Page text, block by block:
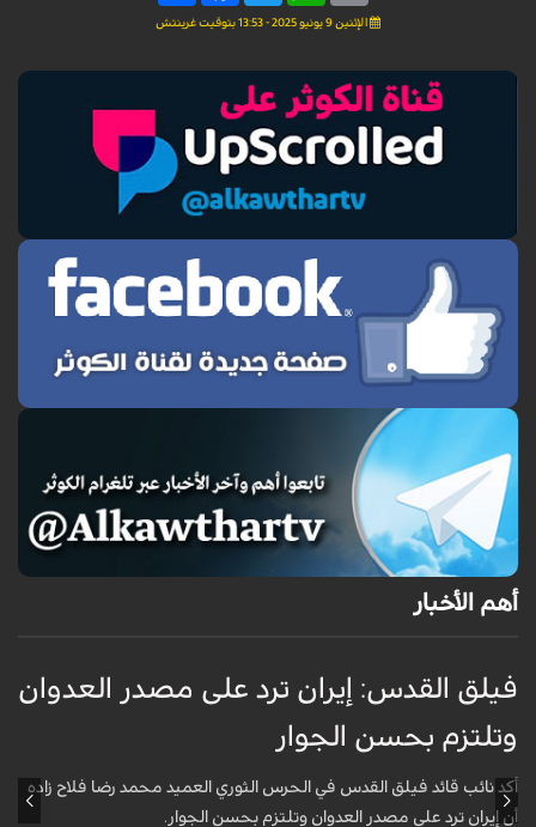
الإثنين 9 يونيو 2025 - 13:53 بتوقيت غرينتش
أهم الأخبار
فيلق القدس: إيران ترد على مصدر العدوان
وتلتزم بحسن الجوار
أكد نائب قائد فيلق القدس في الحرس الثوري العميد محمد رضا فلاح زاده
أن إيران ترد على مصدر العدوان وتلتزم بحسن الجوار.